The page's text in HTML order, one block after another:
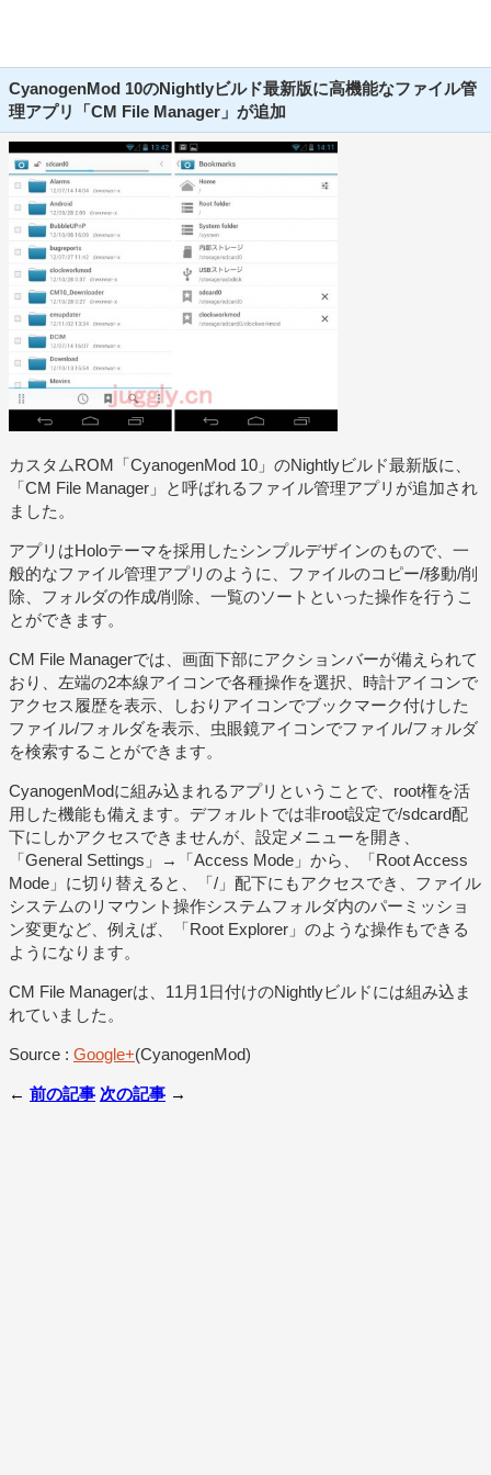
CyanogenMod 10のNightlyビルド最新版に高機能なファイル管
理アプリ「CM File Manager」が追加
カスタムROM「CyanogenMod 10」のNightlyビルド最新版に、
「CM File Manager」と呼ばれるファイル管理アプリが追加され
ました。
アプリはHoloテーマを採用したシンプルデザインのもので、一
般的なファイル管理アプリのように、ファイルのコピー/移動/削
除、フォルダの作成/削除、一覧のソートといった操作を行うこ
とができます。
CM File Managerでは、画面下部にアクションバーが備えられて
おり、左端の2本線アイコンで各種操作を選択、時計アイコンで
アクセス履歴を表示、しおりアイコンでブックマーク付けした
ファイル/フォルダを表示、虫眼鏡アイコンでファイル/フォルダ
を検索することができます。
CyanogenModに組み込まれるアプリということで、root権を活
用した機能も備えます。デフォルトでは非root設定で/sdcard配
下にしかアクセスできませんが、設定メニューを開き、
「General Settings」→「Access Mode」から、「Root Access
Mode」に切り替えると、「/」配下にもアクセスでき、ファイル
システムのリマウント操作システムフォルダ内のパーミッショ
ン変更など、例えば、「Root Explorer」のような操作もできる
ようになります。
CM File Managerは、11月1日付けのNightlyビルドには組み込ま
れていました。
Source : Google+(CyanogenMod)
← 前の記事 次の記事 →